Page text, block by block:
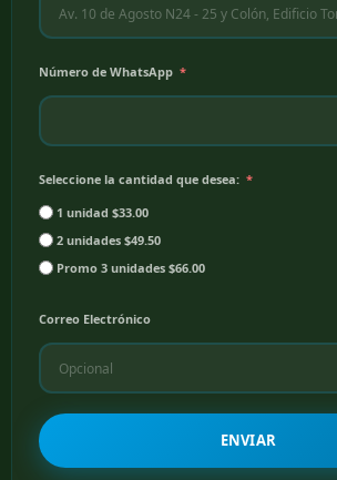
Número de WhatsApp
Seleccione la cantidad que desea:
1 unidad $33.00
2 unidades $49.50
Promo 3 unidades $66.00
Correo Electrónico
ENVIAR